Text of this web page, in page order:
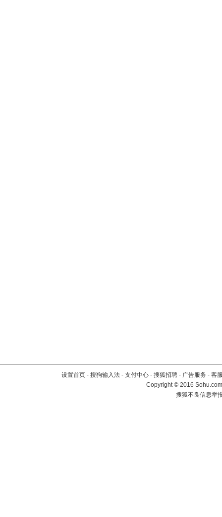
设置首页 - 搜狗输入法 - 支付中心 - 搜狐招聘 - 广告服务 - 客
Copyright©2016
搜狐不良信息举